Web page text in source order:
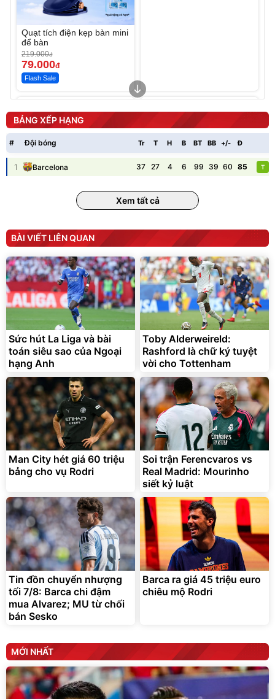
Quạt tích điện kẹp bàn mini
để bàn
219.000đ
79.000đ
Flash Sale
tức thì Vaseline Body
190.000 đ
138.330
D2-001 - Thông Minh
3.000.000
2.200.000
Unmute
Vali Bamozo Khung Nhôm
9066 Size 20/24/28 Cao
Flash Sale
Lót ghế ôtô, nâng lưng
chống nóng giúp thoải mái
trong di chuyển
295.000đ
Đã bán nhiều
BẢNG XẾP HẠNG
# Đội bóng Tr T H B BT BB +/- Đ
1 Barcelona 37 27 4 6 99 39 60 85 T
Xem tất cả
BÀI VIẾT LIÊN QUAN
Sức hút La Liga và bài
toán siêu sao của Ngoại
hạng Anh
Toby Alderweireld:
Rashford là chữ ký tuyệt
vời cho Tottenham
Man City hét giá 60 triệu
bảng cho vụ Rodri
Soi trận Ferencvaros vs
Real Madrid: Mourinho
siết kỷ luật
Tin đồn chuyển nhượng
tối 7/8: Barca chi đậm
mua Alvarez; MU từ chối
bán Sesko
Barca ra giá 45 triệu euro
chiêu mộ Rodri
MỚI NHẤT